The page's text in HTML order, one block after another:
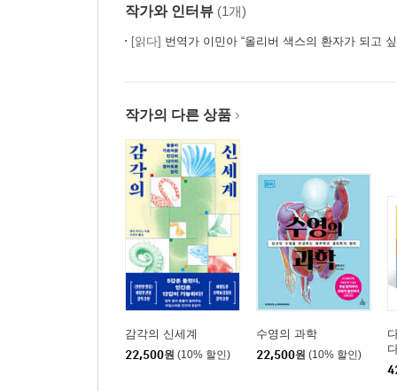
작가와 인터뷰 (1개)
[읽다] 번역가 이민아 “올리버 색스의 환자가 되고 싶
작가의 다른 상품
감각의 신세계
22,500원 (10% 할인)
수영의 과학
22,500원 (10% 할인)